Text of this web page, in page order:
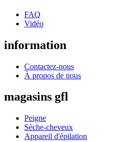
FAQ
Vidéo
information
Contactez-nous
À propos de nous
magasins gfl
Peigne
Sèche-cheveux
Appareil d'épilation